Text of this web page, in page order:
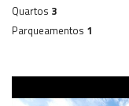
Quartos 3
Parqueamentos 1